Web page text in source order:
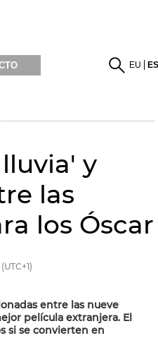
EU
y
las
los Óscar
(UTC+1)
entre las nueve
película extranjera. El
si se convierten en